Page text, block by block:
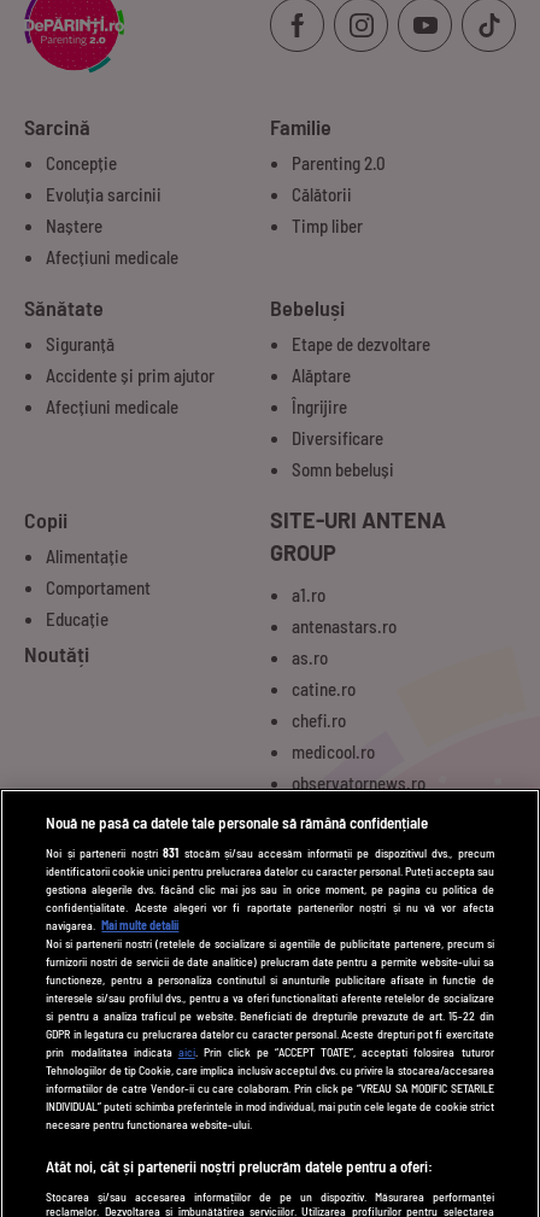
Sarcină
Concepție
Evoluția sarcinii
Naștere
Afecțiuni medicale
Familie
Parenting 2.0
Călătorii
Timp liber
Sănătate
Siguranță
Accidente și prim ajutor
Afecțiuni medicale
Bebeluși
Etape de dezvoltare
Alăptare
Îngrijire
Diversificare
Somn bebeluși
Copii
Alimentație
Comportament
Educație
Noutăți
SITE-URI ANTENA
GROUP
a1.ro
antenastars.ro
as.ro
catine.ro
chefi.ro
medicool.ro
observatornews.ro
spynews.ro
tvhappy.ro
useit.ro
zutv.ro
Trends AntenaPLAY
AntenaPLAY
UTILE
Cod deontologic
Termeni și condiții
Politica de cookies
Politică de confidențialitate
Nouă ne pasă ca datele tale personale să rămână confidențiale
Noi și partenerii noștri831 stocăm și/sau accesăm informații pe dispozitivul dvs., precum
identificatorii cookie unici pentru prelucrarea datelor cu caracter personal. Puteți accepta sau
gestiona alegerile dvs. făcând clic mai jos sau în orice moment, pe pagina cu politica de
confidențialitate. Aceste alegeri vor fi raportate partenerilor noștri și nu vă vor afecta
navigarea.
Mai multe detalii
Noi si partenerii nostri (retelele de socializare si agentiile de publicitate partenere, precum si
furnizorii nostri de servicii de date analitice) prelucram date pentru a permite website-ului sa
functioneze, pentru a personaliza continutul si anunturile publicitare afisate in functie de
interesele si/sau profilul dvs., pentru a va oferi functionalitati aferente retelelor de socializare
si pentru a analiza traficul pe website. Beneficiati de drepturile prevazute de art. 15-22 din
GDPR in legatura cu prelucrarea datelor cu caracter personal. Aceste drepturi pot fi exercitate
prin modalitatea indicata aici. Prin click pe “ACCEPT TOATE”, acceptati folosirea tuturor
Tehnologiilor de tip Cookie, care implica inclusiv acceptul dvs. cu privire la stocarea/accesarea
informatiilor de catre Vendor-ii cu care colaboram. Prin click pe “VREAU SA MODIFIC SETARILE
INDIVIDUAL” puteti schimba preferintele in mod individual, mai putin cele legate de cookie strict
necesare pentru functionarea website-ului.
Atât noi, cât și partenerii noștri prelucrăm datele pentru a oferi:
Stocarea și/sau accesarea informațiilor de pe un dispozitiv. Măsurarea performanței
reclamelor. Dezvoltarea și îmbunătățirea serviciilor. Utilizarea profilurilor pentru selectarea